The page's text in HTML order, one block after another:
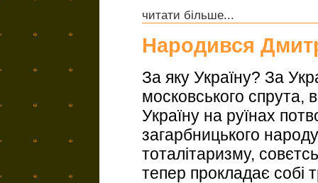
читати більше...
Народився
За яку Україну? За
московського спрута,
Україну на руїнах
загарбницького
тоталітаризму,
тепер прокладає собі